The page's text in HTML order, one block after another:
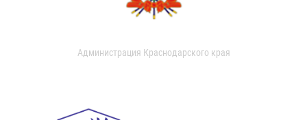
Администрация Краснодарского края